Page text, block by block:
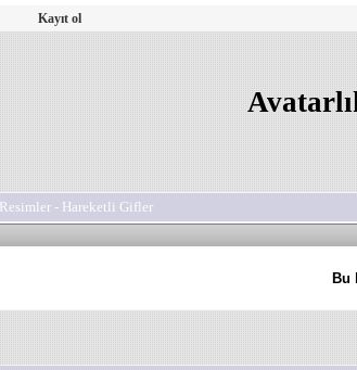
Kayıt ol
- Hareketli Gifler
Bu